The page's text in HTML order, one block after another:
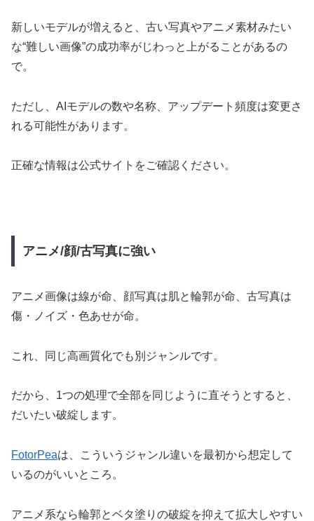
新しいモデルが増えると、古い写真やアニメ素材みたい
な“難しい画像”の成功率がじわっと上がることがあるの
で。
ただし、AIモデルの数や名称、アップデート頻度は変更さ
れる可能性があります。
正確な情報は公式サイトをご確認ください。
アニメ/顔/古写真に強い
アニメ画像は線が命、顔写真は肌と輪郭が命、古写真は
傷・ノイズ・色あせが命。
これ、同じ高画質化でも別ジャンルです。
だから、1つの処理で全部を同じように直そうとすると、
だいたい破綻します。
FotorPeaは、こういうジャンル違いを最初から想定して
いるのがいいところ。
アニメ系なら輪郭とベタ塗りの破綻を抑えて拡大しやすい